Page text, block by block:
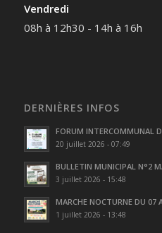
Vendredi
08h à 12h30 - 14h à 16h
DERNIÈRES INFOS
FORUM INTERCOMMUNAL
20 juillet 2026 - 07:49
BULLETIN MUNICIPAL N°2
3 juillet 2026 - 15:48
MARCHE NOCTURNE DU 07
1 juillet 2026 - 13:48